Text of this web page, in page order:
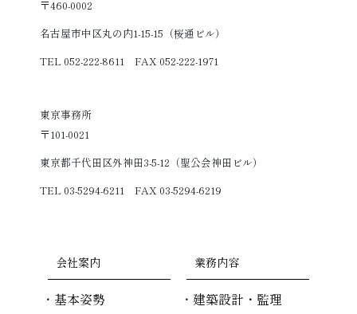
〒460-0002
名古屋市中区丸の内1-15-15（桜通ビル）
TEL 052-222-8611 FAX 052-222-1971
東京事務所
〒101-0021
東京都千代田区外神田3-5-12（聖公会神田ビル）
TEL 03-5294-6211 FAX 03-5294-6219
会社案内
基本姿勢
業務内容
建築設計・監理